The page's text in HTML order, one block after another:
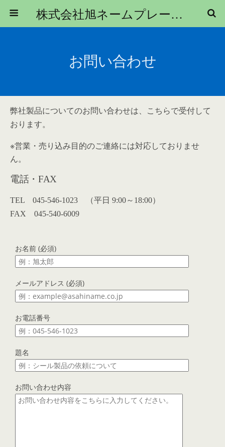
株式会社旭ネームプレート製作所｜シール・ラベル印刷や金属銘板はお任せ下さい！
お問い合わせ
弊社製品についてのお問い合わせは、こちらで受付して
おります。
※営業・売り込み目的のご連絡には対応しておりませ
ん。
電話・FAX
TEL 045-546-1023 （平日 9:00～18:00）
FAX 045-540-6009
お名前 (必須)
メールアドレス (必須)
お電話番号
題名
お問い合わせ内容